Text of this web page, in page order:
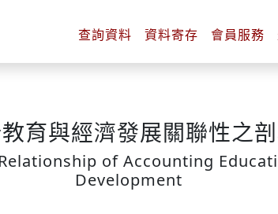
查詢資料 資料寄存 會員服務
育與經濟發展關聯性之
of Accounting
Development